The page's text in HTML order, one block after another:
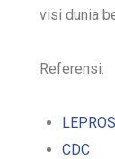
visi dunia
Referensi:
CDC